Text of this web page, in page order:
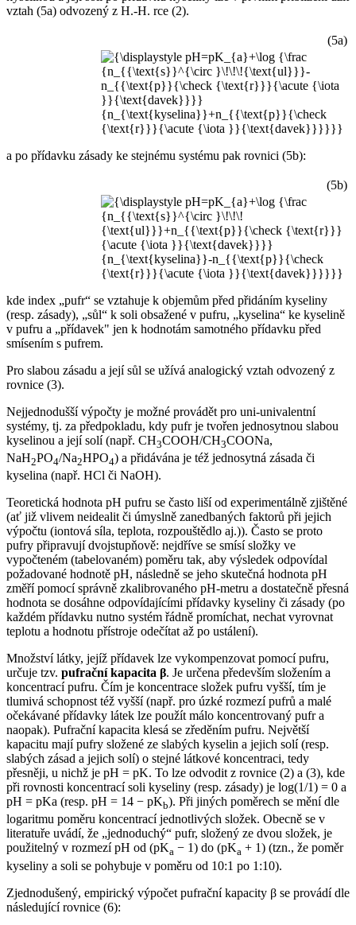
vztah (5a) odvozený z H.-H. rce (2).
(5a)
a po přídavku zásady ke stejnému systému pak rovnici (5b):
(5b)
kde index „pufr“ se vztahuje k objemům před přidáním kyseliny
(resp. zásady), „sůl“ k soli obsažené v pufru, „kyselina“ ke kyselině
v pufru a „přídavek" jen k hodnotám samotného přídavku před
smísením s pufrem.
Pro slabou zásadu a její sůl se užívá analogický vztah odvozený z
rovnice (3).
Nejjednodušší výpočty je možné provádět pro uni-univalentní
systémy, tj. za předpokladu, kdy pufr je tvořen jednosytnou slabou
kyselinou a její solí (např. CH3COOH/CH3COONa,
NaH2PO4/Na2HPO4) a přidávána je též jednosytná zásada či
kyselina (např. HCl či NaOH).
Teoretická hodnota pH pufru se často liší od experimentálně zjištěné
(ať již vlivem neidealit či úmyslně zanedbaných faktorů při jejich
výpočtu (iontová síla, teplota, rozpouštědlo aj.)). Často se proto
pufry připravují dvojstupňově: nejdříve se smísí složky ve
vypočteném (tabelovaném) poměru tak, aby výsledek odpovídal
požadované hodnotě pH, následně se jeho skutečná hodnota pH
změří pomocí správně zkalibrovaného pH-metru a dostatečně přesná
hodnota se dosáhne odpovídajícími přídavky kyseliny či zásady (po
každém přídavku nutno systém řádně promíchat, nechat vyrovnat
teplotu a hodnotu přístroje odečítat až po ustálení).
Množství látky, jejíž přídavek lze vykompenzovat pomocí pufru,
určuje tzv. pufrační kapacita β. Je určena především složením a
koncentrací pufru. Čím je koncentrace složek pufru vyšší, tím je
tlumivá schopnost též vyšší (např. pro úzké rozmezí pufrů a malé
očekávané přídavky látek lze použít málo koncentrovaný pufr a
naopak). Pufrační kapacita klesá se zředěním pufru. Největší
kapacitu mají pufry složené ze slabých kyselin a jejich solí (resp.
slabých zásad a jejich solí) o stejné látkové koncentraci, tedy
přesněji, u nichž je pH = pK. To lze odvodit z rovnice (2) a (3), kde
při rovnosti koncentrací soli kyseliny (resp. zásady) je log(1/1) = 0 a
pH = pKa (resp. pH = 14 − pKb). Při jiných poměrech se mění dle
logaritmu poměru koncentrací jednotlivých složek. Obecně se v
literatuře uvádí, že „jednoduchý“ pufr, složený ze dvou složek, je
použitelný v rozmezí pH od (pKa − 1) do (pKa + 1) (tzn., že poměr
kyseliny a soli se pohybuje v poměru od 10:1 po 1:10).
Zjednodušený, empirický výpočet pufrační kapacity β se provádí dle
následující rovnice (6):